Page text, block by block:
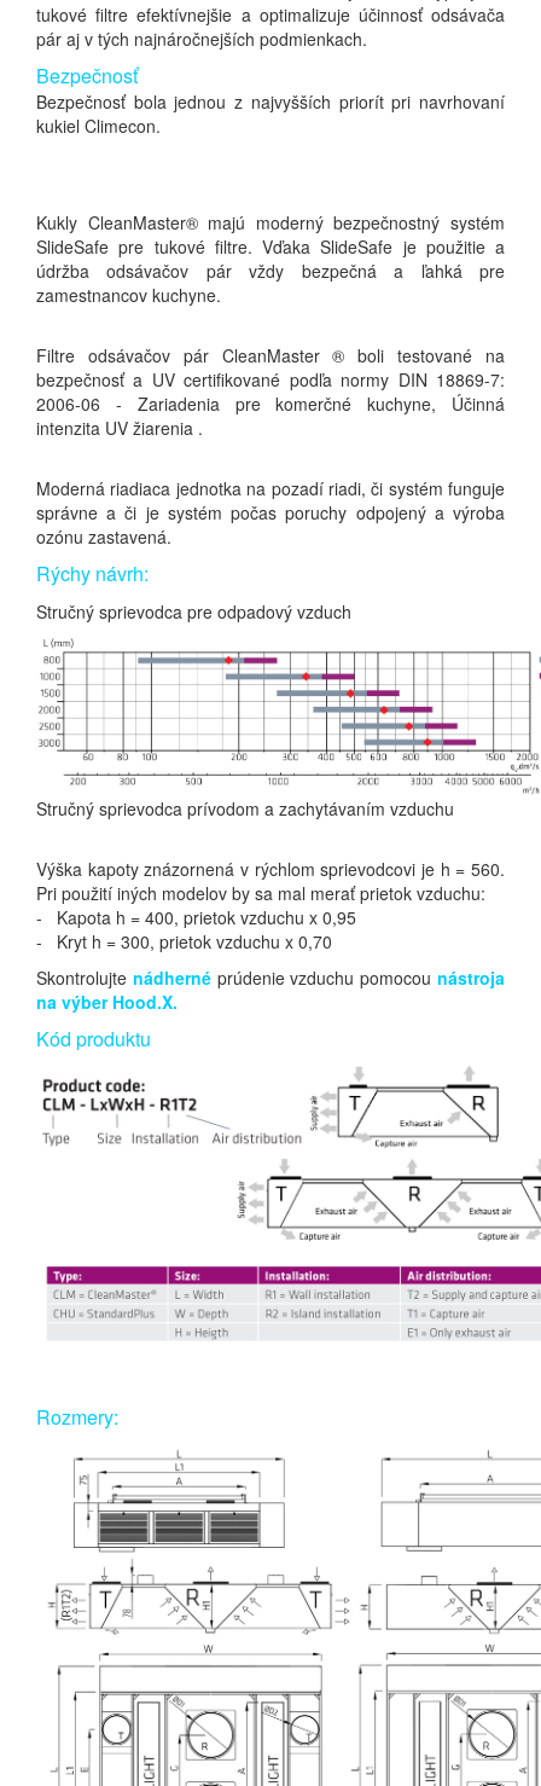
tukové filtre efektívnejšie a optimalizuje účinnosť odsávača
pár aj v tých najnáročnejších podmienkach.
Bezpečnosť
Bezpečnosť bola jednou z najvyšších priorít pri navrhovaní
kukiel Climecon.
Kukly CleanMaster® majú moderný bezpečnostný systém
SlideSafe pre tukové filtre. Vďaka SlideSafe je použitie a
údržba odsávačov pár vždy bezpečná a ľahká pre
zamestnancov kuchyne.
Filtre odsávačov pár CleanMaster ® boli testované na
bezpečnosť a UV certifikované podľa normy DIN 18869-7:
2006-06 - Zariadenia pre komerčné kuchyne, Účinná
intenzita UV žiarenia .
Moderná riadiaca jednotka na pozadí riadi, či systém funguje
správne a či je systém počas poruchy odpojený a výroba
ozónu zastavená.
Rýchy návrh:
Stručný sprievodca pre odpadový vzduch
Stručný sprievodca prívodom a zachytávaním vzduchu
Výška kapoty znázornená v rýchlom sprievodcovi je h = 560.
Pri použití iných modelov by sa mal merať prietok vzduchu:
- Kapota h = 400, prietok vzduchu x 0,95
- Kryt h = 300, prietok vzduchu x 0,70
Skontrolujte nádhernéprúdenie vzduchu pomocounástroja
na výber Hood.X.
Kód produktu
Rozmery: